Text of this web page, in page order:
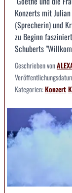
Konzerts mit
(Sprecherin) und
zu Beginn
Schuberts
Geschrieben von
Kategorien:Konzert